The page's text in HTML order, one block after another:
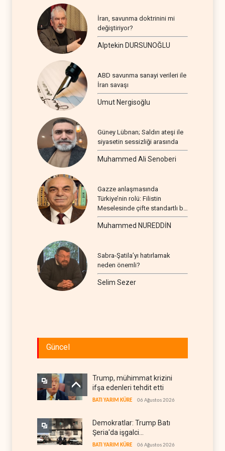
İran, savunma doktrinini mi
değiştiriyor?
Alptekin DURSUNOĞLU
ABD savunma sanayi verileri ile
İran savaşı
Umut Nergisoğlu
Güney Lübnan; Saldırı ateşi ile
siyasetin sessizliği arasında
Muhammed Ali Senoberi
Gazze anlaşmasında
Türkiye’nin rolü: Filistin
Meselesinde çifte standartlı bir
seyir
Muhammed NUREDDİN
Sabra-Şatila’yı hatırlamak
neden önemli?
Selim Sezer
Güncel
Trump, mühimmat krizini
ifşa edenleri tehdit etti
BATI YARIM KÜRE 06 Ağustos 2026
Demokratlar: Trump Batı
Şeria'da işgalci
yerleşimcilere cezasızlık
BATI YARIM KÜRE 06 Ağustos 2026